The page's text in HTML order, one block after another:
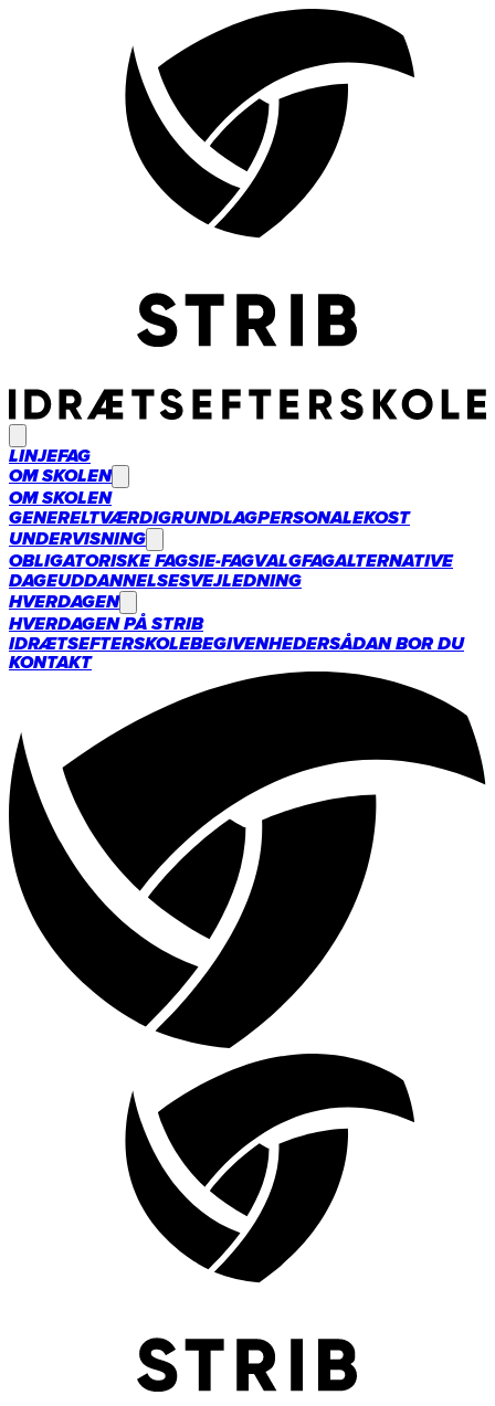
LINJEFAG
OM SKOLEN
OM SKOLEN
GENERELTVÆRDIGRUNDLAGPERSONALEKOST
UNDERVISNING
OBLIGATORISKE FAGSIE-FAGVALGFAGALTERNATIVE
DAGEUDDANNELSESVEJLEDNING
HVERDAGEN
HVERDAGEN PÅ STRIB
IDRÆTSEFTERSKOLEBEGIVENHEDERSÅDAN BOR DU
KONTAKT